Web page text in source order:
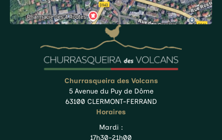
Churrasqueira des Volcans
5 Avenue du Puy de Dôme
63100 CLERMONT-FERRAND
Horaires
Mardi :
17h30-21h00